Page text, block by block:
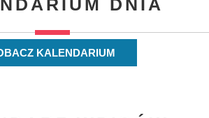
DNIA
KALENDARIUM